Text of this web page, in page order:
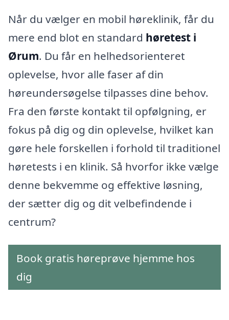
Når du vælger en mobil høreklinik, får du
mere end blot en standard høretest i
Ørum. Du får en helhedsorienteret
oplevelse, hvor alle faser af din
høreundersøgelse tilpasses dine behov.
Fra den første kontakt til opfølgning, er
fokus på dig og din oplevelse, hvilket kan
gøre hele forskellen i forhold til traditionel
høretests i en klinik. Så hvorfor ikke vælge
denne bekvemme og effektive løsning,
der sætter dig og dit velbefindende i
centrum?
Book gratis høreprøve hjemme hos
dig